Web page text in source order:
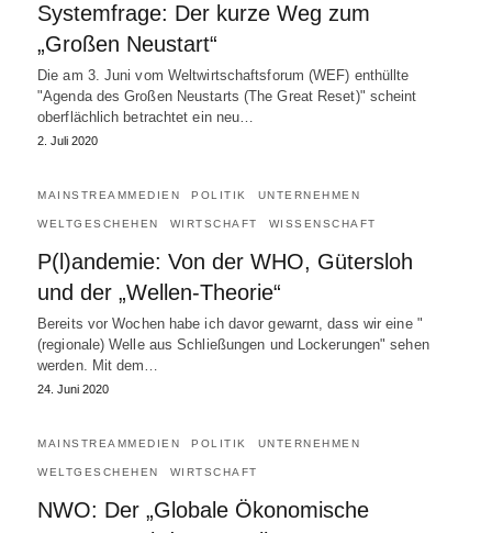
Systemfrage: Der kurze Weg zum
„Großen Neustart“
Die am 3. Juni vom Weltwirtschaftsforum (WEF) enthüllte
"Agenda des Großen Neustarts (The Great Reset)" scheint
oberflächlich betrachtet ein neu…
2. Juli 2020
MAINSTREAMMEDIEN POLITIK UNTERNEHMEN
WELTGESCHEHEN WIRTSCHAFT WISSENSCHAFT
P(l)andemie: Von der WHO, Gütersloh
und der „Wellen-Theorie“
Bereits vor Wochen habe ich davor gewarnt, dass wir eine "
(regionale) Welle aus Schließungen und Lockerungen" sehen
werden. Mit dem…
24. Juni 2020
MAINSTREAMMEDIEN POLITIK UNTERNEHMEN
WELTGESCHEHEN WIRTSCHAFT
NWO: Der „Globale Ökonomische